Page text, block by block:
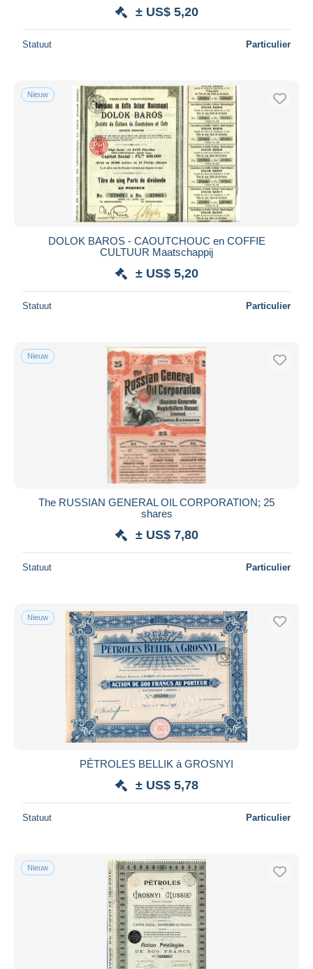
± US$ 5,20
Statuut Particulier
Nieuw
DOLOK BAROS - CAOUTCHOUC en COFFIE
CULTUUR Maatschappij
± US$ 5,20
Statuut Particulier
Nieuw
The RUSSIAN GENERAL OIL CORPORATION; 25
shares
± US$ 7,80
Statuut Particulier
Nieuw
PÉTROLES BELLIK à GROSNYI
± US$ 5,78
Statuut Particulier
Nieuw